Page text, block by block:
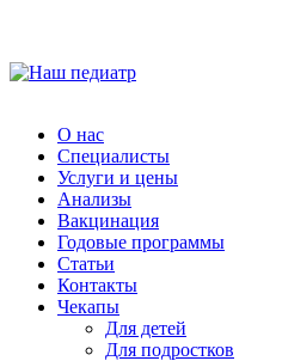
О нас
Специалисты
Услуги и цены
Анализы
Вакцинация
Годовые программы
Статьи
Контакты
Чекапы
Для детей
Для подростков